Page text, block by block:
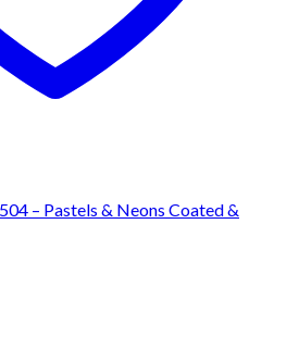
– Pastels & Neons Coated &